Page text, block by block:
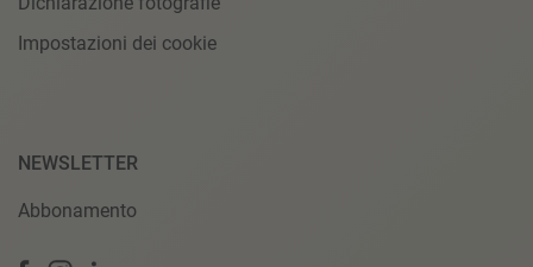
Impostazioni dei cookie
NEWSLETTER
Abbonamento